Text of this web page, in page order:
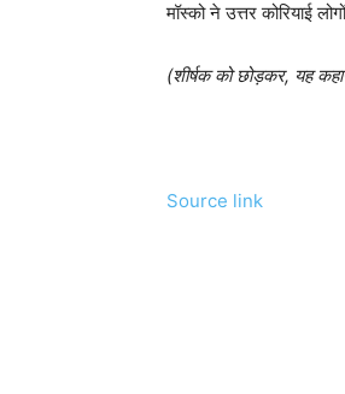
मॉस्को ने उत्तर कोरियाई
(शीर्षक को छोड़कर, यह
Source link